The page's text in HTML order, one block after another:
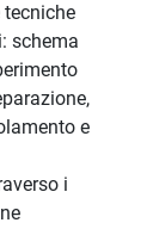
tecniche
schema
e
i